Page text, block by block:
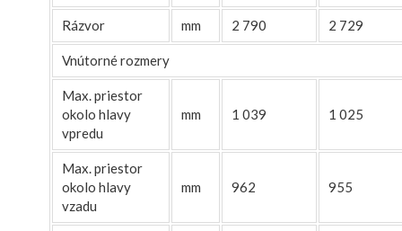
Rázvor mm 2 790 2 729
Vnútorné rozmery
Max. priestor
okolo hlavy
vpredu
mm 1 039 1 025
Max. priestor
okolo hlavy
vzadu
mm 962 955